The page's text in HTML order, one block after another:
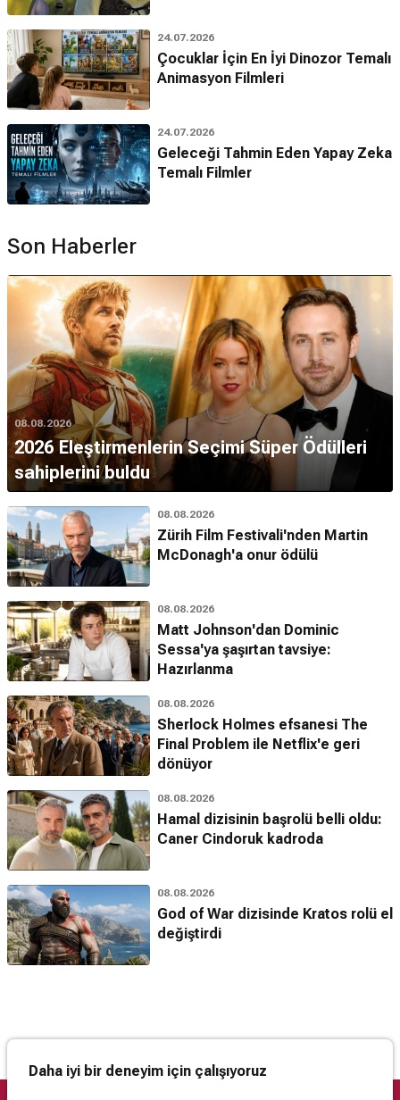
24.07.2026
Çocuklar İçin En İyi Dinozor Temalı
Animasyon Filmleri
24.07.2026
Geleceği Tahmin Eden Yapay Zeka
Temalı Filmler
Son Haberler
08.08.2026
2026 Eleştirmenlerin Seçimi Süper Ödülleri
sahiplerini buldu
08.08.2026
Zürih Film Festivali'nden Martin
McDonagh'a onur ödülü
08.08.2026
Matt Johnson'dan Dominic
Sessa'ya şaşırtan tavsiye:
Hazırlanma
08.08.2026
Sherlock Holmes efsanesi The
Final Problem ile Netflix'e geri
dönüyor
08.08.2026
Hamal dizisinin başrolü belli oldu:
Caner Cindoruk kadroda
08.08.2026
God of War dizisinde Kratos rolü el
değiştirdi
Daha iyi bir deneyim için çalışıyoruz